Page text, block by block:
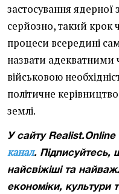
застосування ядерної
серйозно, такий крок
процеси всередині
назвати
військовою
політичне
землі.
У сайту Realist.Online
канал. Підписуйтесь,
найсвіжіші та
економіки, культури